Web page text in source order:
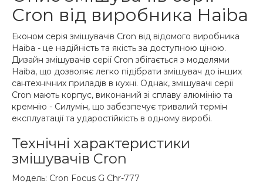
Cron від виробника Haiba
Економ серія змішувачів Cron від відомого виробника
Haiba - це надійність та якість за доступною ціною.
Дизайн змішувачів серії Cron збігається з моделями
Haiba, що дозволяє легко підібрати змішувач до інших
сантехнічних приладів в кухні. Однак, змішувачі серії
Cron мають корпус, виконаний зі сплаву алюмінію та
кремнію - Силумін, що забезпечує тривалий термін
експлуатації та ударостійкість в одному виробі.
Технічні характеристики
змішувачів Cron
Модель: Cron Focus G Chr-777